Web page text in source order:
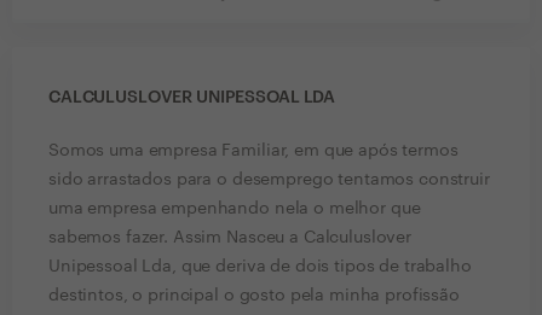
CALCULUSLOVER UNIPESSOAL LDA
Somos uma empresa Familiar, em que após termos
sido arrastados para o desemprego tentamos construir
uma empresa empenhando nela o melhor que
sabemos fazer. Assim Nasceu a Calculuslover
Unipessoal Lda, que deriva de dois tipos de trabalho
destintos, o principal o gosto pela minha profissão